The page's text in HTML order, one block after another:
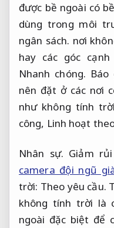
được bề ngoài có
dùng trong môi
ngân sách. nơi
hay các góc
Nhanh chóng. Báo
nên đặt ở các nơi
như không tính
công, Linh hoạt
Nhân sự. Giảm
camera đội ngũ
trời: Theo yêu cầu.
không tính trời là
ngoài đặc biệt để